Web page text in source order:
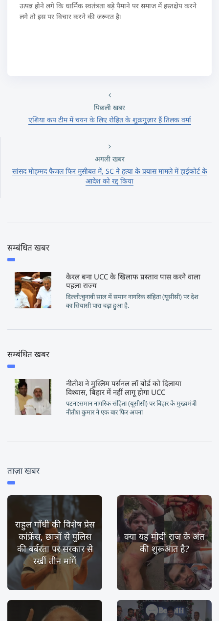
उत्पन्न होने लगे कि धार्मिक स्वतंत्रता बड़े पैमाने पर समाज में हस्तक्षेप करने
लगे तो इस पर विचार करने की जरूरत है।
पिछली खबर
एशिया कप टीम में चयन के लिए रोहित के शुक्रगुज़ार हैं तिलक वर्मा
अगली खबर
सांसद मोहम्मद फैजल फिर मुसीबत में, SC ने हत्या के प्रयास मामले में हाईकोर्ट के
आदेश को रद्द किया
सम्बंधित खबर
केरल बना UCC के खिलाफ प्रस्ताव पास करने वाला
पहला राज्य
दिल्ली:चुनावी साल में समान नागरिक संहिता (यूसीसी) पर देश
का सियासी पारा चढ़ा हुआ है.
सम्बंधित खबर
नीतीश ने मुस्लिम पर्सनल लॉ बोर्ड को दिलाया
विश्वास, बिहार में नहीं लागू होगा UCC
पटना:समान नागरिक संहिता (यूसीसी) पर बिहार के मुख्यमंत्री
नीतीश कुमार ने एक बार फिर अपना
ताज़ा खबर
राहुल गाँधी की विशेष प्रेस
कांफ्रेंस, छात्रों से पुलिस
की बर्बरता पर सरकार से
रखीं तीन मांगें
क्या यह मोदी राज के अंत
की शुरूआत है?